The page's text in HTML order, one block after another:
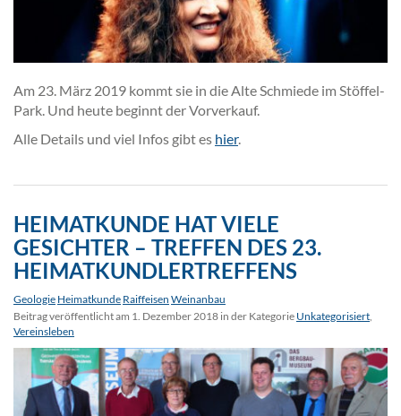
Am 23. März 2019 kommt sie in die Alte Schmiede im Stöffel-
Park. Und heute beginnt der Vorverkauf.
Alle Details und viel Infos gibt es hier.
HEIMATKUNDE HAT VIELE
GESICHTER – TREFFEN DES 23.
HEIMATKUNDLERTREFFENS
Geologie Heimatkunde Raiffeisen Weinanbau
Beitrag veröffentlicht am 1. Dezember 2018 in der Kategorie Unkategorisiert
Vereinsleben